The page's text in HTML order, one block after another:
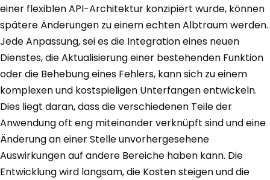
einer flexiblen API-Architektur konzipiert wurde, können
spätere Änderungen zu einem echten Albtraum werden.
Jede Anpassung, sei es die Integration eines neuen
Dienstes, die Aktualisierung einer bestehenden Funktion
oder die Behebung eines Fehlers, kann sich zu einem
komplexen und kostspieligen Unterfangen entwickeln.
Dies liegt daran, dass die verschiedenen Teile der
Anwendung oft eng miteinander verknüpft sind und eine
Änderung an einer Stelle unvorhergesehene
Auswirkungen auf andere Bereiche haben kann. Die
Entwicklung wird langsam, die Kosten steigen und die